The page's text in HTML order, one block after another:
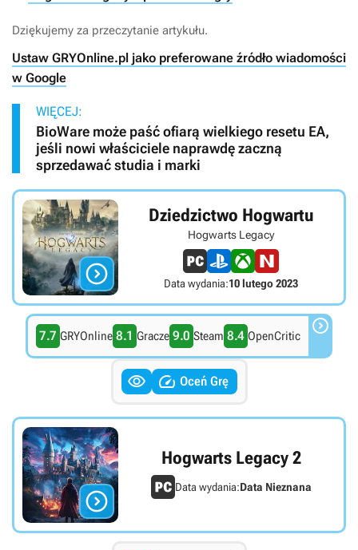
Dziękujemy za przeczytanie artykułu.
Ustaw GRYOnline.pl jako preferowane źródło wiadomości
w Google
WIĘCEJ:
BioWare może paść ofiarą wielkiego resetu EA,
jeśli nowi właściciele naprawdę zaczną
sprzedawać studia i marki

Dziedzictwo Hogwartu
Hogwarts Legacy
Data wydania:10 lutego 2023
7.7 GRYOnline 8.1 Gracze 9.0 Steam 8.4 OpenCritic 
  Oceń Grę

Hogwarts Legacy 2
Data wydania:Data Nieznana